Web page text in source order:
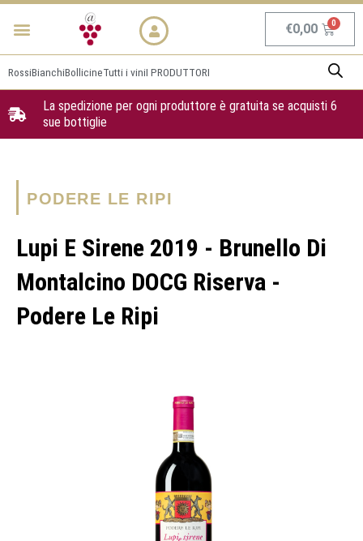
Vai
Menu €0,00
RossiBianchiBollicineTutti i viniI PRODUTTORI
La spedizione per ogni produttore è gratuita se acquisti 6
sue bottiglie
PODERE LE RIPI
Lupi E Sirene 2019 - Brunello Di
Montalcino DOCG Riserva -
Podere Le Ripi